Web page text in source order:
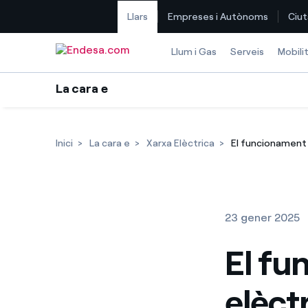
Llars Empreses i Autònoms
Llum i Gas Serveis
La cara e
Inici La cara e Xarxa Elèctrica El
23 gener 2025
El